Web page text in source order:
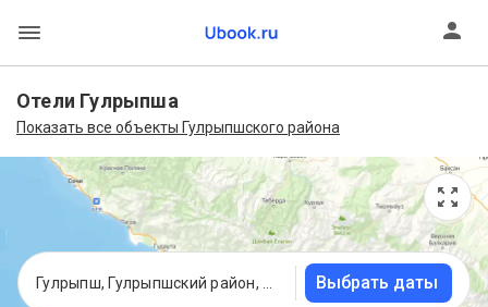
Отели Гулрыпша
Показать все объекты Гулрыпшского района
Выбрать даты